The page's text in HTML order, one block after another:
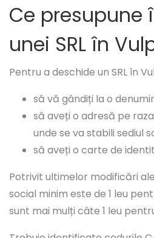
Ce presupune
unei SRL în
Pentru a deschide un SRL în
să vă gândiți la o
să aveți o adresă pe
unde se va stabili sediul
să aveți o carte de
Potrivit ultimelor modificări
social minim este de 1 leu
sunt mai mulți câte 1 leu